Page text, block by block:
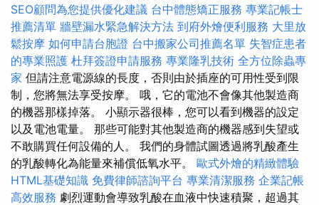
SEO顧問為您提供優化建議 台中體態矯正服務 專業記帳士
推薦清單 牆壁漏水緊急解決方法 到府外燴便利服務 大里放
鬆按摩 如何申請台胞證 台中搬家公司推薦名單 失智症患者
的專業照護 杜拜簽證申請服務 專業隆乳技術 全方位除蟲專
家 但請注意電源線的長度，否則由於插座的可用性受到限
制，您將無法享受按摩。 哦，它的電池不會像其他製造商
的機器那樣掉落。 小顯示器很棒，您可以看到機器的設定
以及電池電量。 那些可能對其他製造商的機器感到失望或
不敢購買任何設備的人。 我們的身體試圖透過將乳酸產生
的乳酸轉化為能量來補償低氧水平。 歐式外燴的精緻體驗
HTML基礎知識 免費律師諮詢平台 專業清潔服務 企業記帳
高效服務 劇烈運動會導致乳酸在血液中快速積聚，超過其